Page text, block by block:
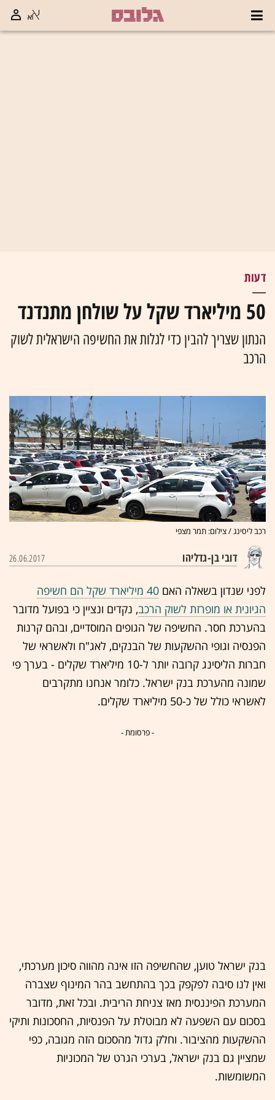
דעות
50 מיליארד שקל על שולחן מתנדנד
הנתון שצריך להבין כדי לגלות את החשיפה הישראלית לשוק
הרכב
רכב ליסינג / צילום: תמר מצפי
דובי בן-גדליהו 26.06.2017
לפני שנדון בשאלה האם
40 מיליארד שקל הם חשיפה
הגיונית או מופרזת לשוק הרכב, נקדים ונציין כי בפועל מדובר
בהערכת חסר. החשיפה של הגופים המוסדיים, ובהם קרנות
הפנסיה וגופי ההשקעות של הבנקים, לאג"ח ולאשראי של
חברות הליסינג קרובה יותר ל-10 מיליארד שקלים - בערך פי
שמונה מהערכת בנק ישראל. כלומר אנחנו מתקרבים
לאשראי כולל של כ-50 מיליארד שקלים.
- פרסומת -
בנק ישראל טוען, שהחשיפה הזו אינה מהווה סיכון מערכתי,
ואין לנו סיבה לפקפק בכך בהתחשב בהר המינוף שצברה
המערכת הפיננסית מאז צניחת הריבית. ובכל זאת, מדובר
בסכום עם השפעה לא מבוטלת על הפנסיות, החסכונות ותיקי
ההשקעות מהציבור. וחלק גדול מהסכום הזה מגובה, כפי
שמציין גם בנק ישראל, בערכי הגרט של המכוניות
המשומשות.